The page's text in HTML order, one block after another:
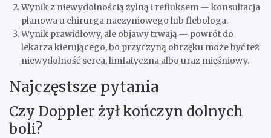
Wynik z niewydolnością żylną i refluksem — konsultacja
planowa u chirurga naczyniowego lub flebologa.
Wynik prawidłowy, ale objawy trwają — powrót do
lekarza kierującego, bo przyczyną obrzęku może być też
niewydolność serca, limfatyczna albo uraz mięśniowy.
Najczęstsze pytania
Czy Doppler żył kończyn dolnych
boli?